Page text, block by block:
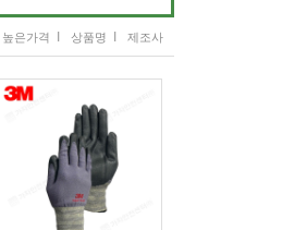
높은가격 상품명 제조사